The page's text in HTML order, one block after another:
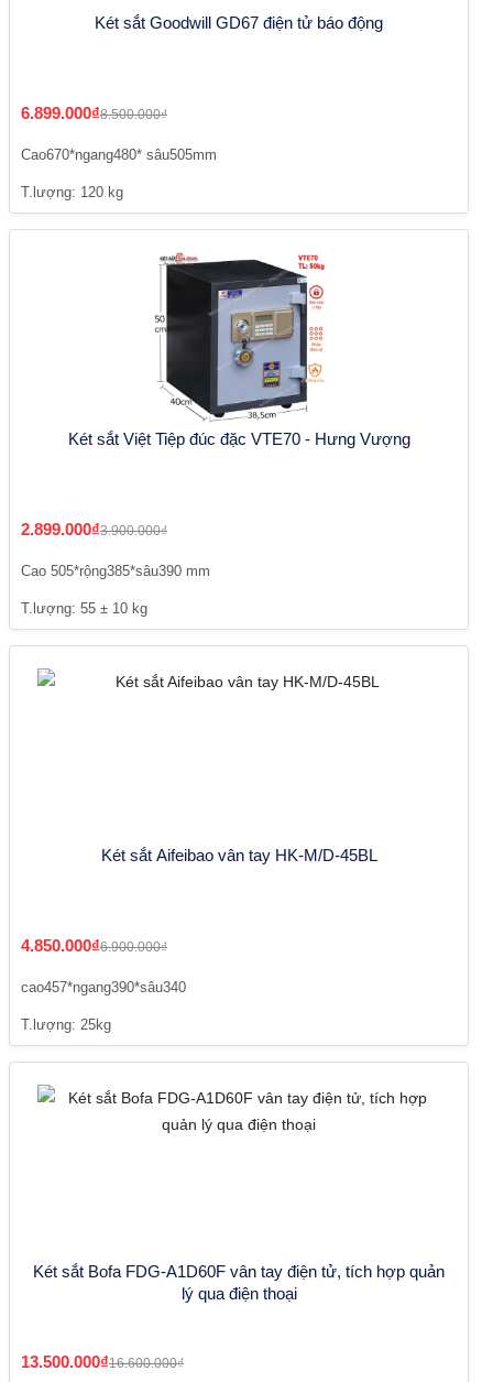
Két sắt Goodwill GD67 điện tử báo động
6.899.000₫8.500.000₫
Cao670*ngang480* sâu505mm
T.lượng: 120 kg
Két sắt Việt Tiệp đúc đặc VTE70 - Hưng Vượng
2.899.000₫3.900.000₫
Cao 505*rộng385*sâu390 mm
T.lượng: 55 ± 10 kg
Két sắt Aifeibao vân tay HK-M/D-45BL
4.850.000₫6.900.000₫
cao457*ngang390*sâu340
T.lượng: 25kg
Két sắt Bofa FDG-A1D60F vân tay điện tử, tích hợp quản
lý qua điện thoại
13.500.000₫16.600.000₫